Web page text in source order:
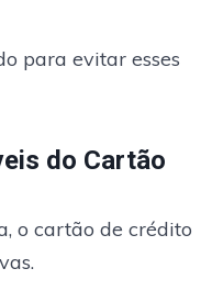
para evitar esses
do Cartão
o cartão de crédito